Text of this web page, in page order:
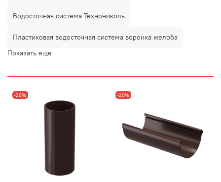
Водосточная система Технониколь
Пластиковая водосточная система воронка желоба
Показать еще
-20% -20%